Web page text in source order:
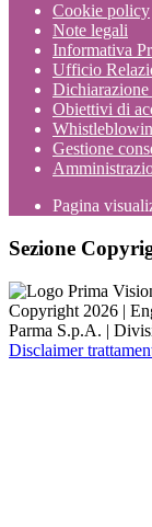
Cookie policy
Note legali
Informativa
Ufficio
Obiettivi di
Gestione
Pagina
Sezione
Copyright 2026 |
Parma S.p.A. |
Disclaimer